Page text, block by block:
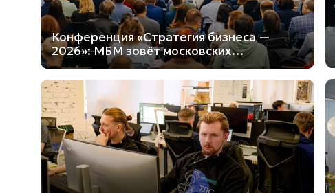
Конференция «Стратегия бизнеса —
2026»: МБМ зовёт московских
предпринимателей